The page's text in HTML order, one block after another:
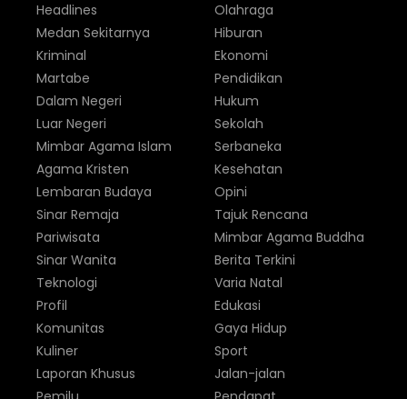
Headlines
Medan Sekitarnya
Kriminal
Martabe
Dalam Negeri
Luar Negeri
Olahraga
Hiburan
Ekonomi
Pendidikan
Hukum
Sekolah
Mimbar Agama Islam
Agama Kristen
Lembaran Budaya
Sinar Remaja
Pariwisata
Sinar Wanita
Serbaneka
Kesehatan
Opini
Tajuk Rencana
Mimbar Agama Buddha
Berita Terkini
Teknologi
Profil
Komunitas
Kuliner
Laporan Khusus
Varia Natal
Edukasi
Gaya Hidup
Sport
Jalan-jalan